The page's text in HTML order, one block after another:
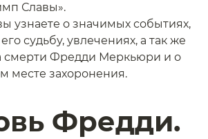
Славы».
узнаете о значимых событиях,
судьбу, увлечениях, а так же
смерти Фредди Меркьюри и о
месте захоронения.
Фредди.